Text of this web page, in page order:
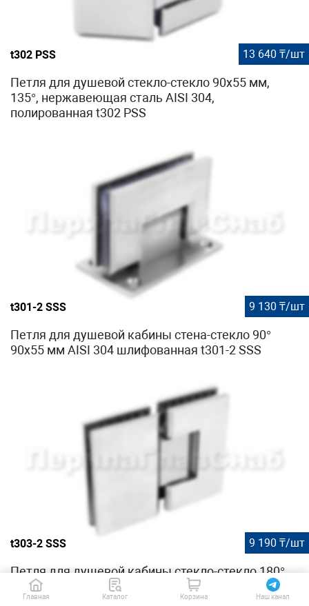
t302 PSS 13 640 ₸/шт
Петля для душевой стекло-стекло 90х55 мм,
135°, нержавеющая сталь AISI 304,
полированная t302 PSS
t301-2 SSS 9 130 ₸/шт
Петля для душевой кабины стена-стекло 90°
90х55 мм AISI 304 шлифованная t301-2 SSS
t303-2 SSS 9 190 ₸/шт
Петля для душевой кабины стекло-стекло 180°
90х55 мм AISI 304 шлифованная t303-2 SSS
Главная Каталог Корзина Наш канал